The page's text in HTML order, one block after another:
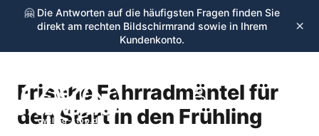
🤗 Die Antworten auf die häufigsten Fragen finden Sie
direkt am rechten Bildschirmrand sowie in Ihrem
Kundenkonto.
×
cycling-stop.de
Frische Fahrradmäntel für
den Start in den Frühling